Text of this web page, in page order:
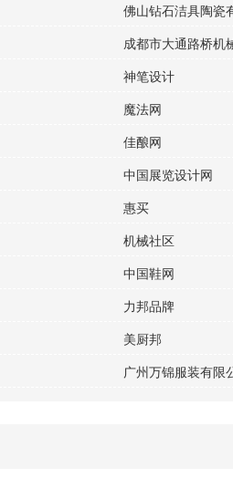
佛山钻石洁具陶瓷
成都市大通路桥机
神笔设计
魔法网
佳酿网
中国展览设计网
惠买
机械社区
中国鞋网
力邦品牌
美厨邦
广州万锦服装有限